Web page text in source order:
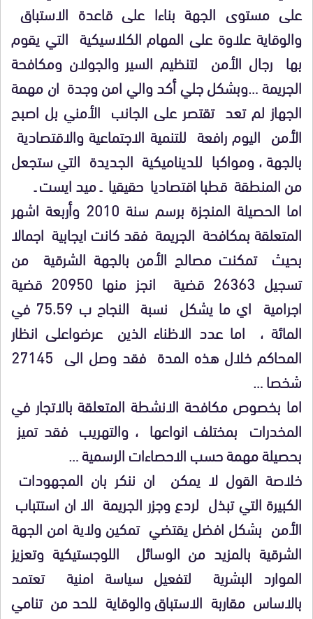
على مستوى الجهة بناءا على قاعدة الاستباق
والوقاية علاوة على المهام الكلاسيكية التي يقوم
بها رجال الأمن لتنظيم السير والجولان ومكافحة
الجريمة …وبشكل جلي أكد والي امن وجدة ان مهمة
الجهاز لم تعد تقتصر على الجانب الأمني بل اصبح
الأمن اليوم رافعة للتنمية الاجتماعية والاقتصادية
بالجهة ، ومواكبا للديناميكية الجديدة التي ستجعل
من المنطقة قطبا اقتصاديا حقيقيا ـ ميد ايست ـ
اما الحصيلة المنجزة برسم سنة 2010 وأربعة اشهر
المتعلقة بمكافحة الجريمة فقد كانت ايجابية اجمالا
بحيث تمكنت مصالح الأمن بالجهة الشرقية من
تسجيل 26363 قضية انجز منها 20950 قضية
اجرامية اي ما يشكل نسبة النجاح ب 75.59 في
المائة ، اما عدد الاظناء الذين عرضواعلى انظار
المحاكم خلال هذه المدة فقد وصل الى 27145
شخصا …
اما بخصوص مكافحة الانشطة المتعلقة بالاتجار في
المخدرات بمختلف انواعها ، والتهريب فقد تميز
بحصيلة مهمة حسب الاحصاءات الرسمية …
خلاصة القول لا يمكن ان ننكر بان المجهودات
الكبيرة التي تبذل لردع وجزر الجريمة الا ان استتباب
الأمن بشكل افضل يقتضي تمكين ولاية امن الجهة
الشرقية بالمزيد من الوسائل اللوجستيكية وتعزيز
الموارد البشرية لتفعيل سياسة امنية تعتمد
بالاساس مقاربة الاستباق والوقاية للحد من تنامي